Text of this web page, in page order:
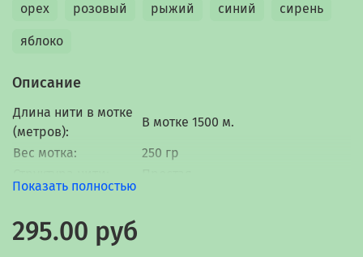
орех розовый рыжий синий сирень
яблоко
Описание
Длина нити в мотке
(метров):
В мотке 1500 м.
Вес мотка:
250 гр
Окрас:
Показать полностью
295.00 руб